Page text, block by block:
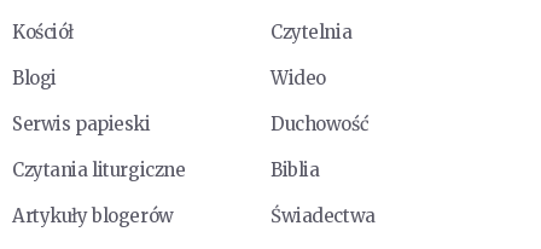
Kościół
Czytelnia
Blogi
Wideo
Serwis papieski
Duchowość
Czytania liturgiczne
Biblia
Artykuły blogerów
Świadectwa